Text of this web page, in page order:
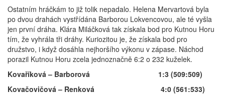
Ostatním hráčkám to již tolik nepadalo. Helena Mervartová byla
po dvou drahách vystřídána Barborou Lokvencovou, ale té vyšla
jen první dráha. Klára Miláčková tak získala bod pro Kutnou Horu
tím, že vyhrála tři dráhy. Kuriozitou je, že získala bod pro
družstvo, i když dosáhla nejhoršího výkonu v zápase. Náchod
porazil Kutnou Horu zcela jednoznačně 6:2 o 232 kuželek.
Kovaříková – Barborová 1:3 (509:509)
Kovačovičová – Renková 4:0 (561:533)